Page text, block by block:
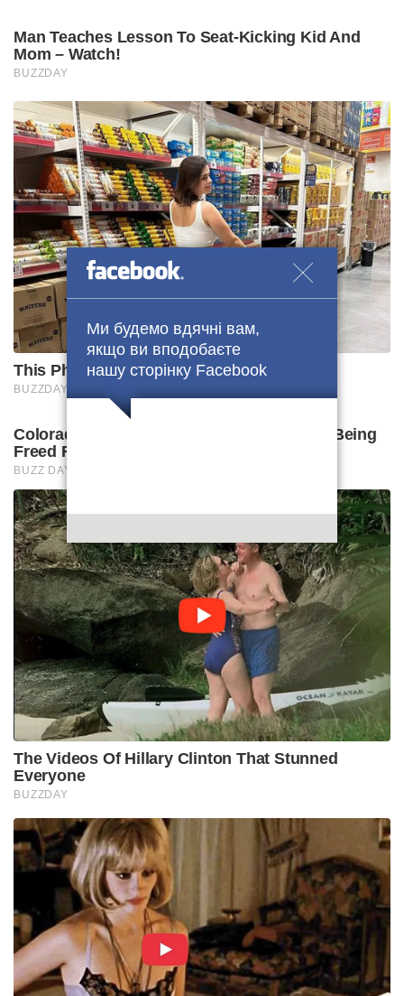
Ми будемо вдячні вам,
якщо ви вподобаєте
нашу сторінку Facebook